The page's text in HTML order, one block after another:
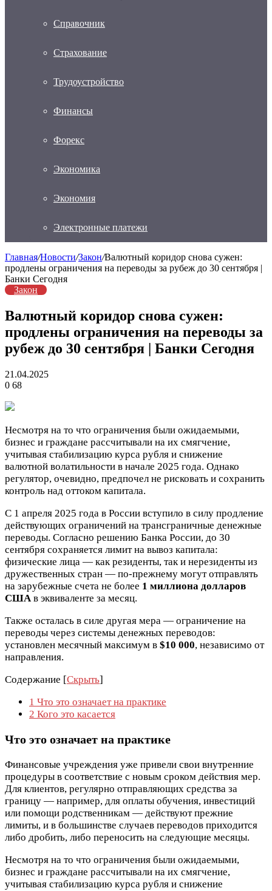
Справочник
Страхование
Трудоустройство
Финансы
Форекс
Экономика
Экономия
Электронные платежи
Главная/Новости/Закон/Валютный коридор снова сужен:
продлены ограничения на переводы за рубеж до 30 сентября |
Банки Сегодня
Закон
Валютный коридор снова сужен:
продлены ограничения на переводы за
рубеж до 30 сентября | Банки Сегодня
21.04.2025
0 68
Несмотря на то что ограничения были ожидаемыми,
бизнес и граждане рассчитывали на их смягчение,
учитывая стабилизацию курса рубля и снижение
валютной волатильности в начале 2025 года. Однако
регулятор, очевидно, предпочел не рисковать и сохранить
контроль над оттоком капитала.
С 1 апреля 2025 года в России вступило в силу продление
действующих ограничений на трансграничные денежные
переводы. Согласно решению Банка России, до 30
сентября сохраняется лимит на вывоз капитала:
физические лица — как резиденты, так и нерезиденты из
дружественных стран — по-прежнему могут отправлять
на зарубежные счета не более 1 миллиона долларов
СШАв эквиваленте за месяц.
Также осталась в силе другая мера — ограничение на
переводы через системы денежных переводов:
установлен месячный максимум в $10 000, независимо от
направления.
Содержание [Скрыть]
1 Что это означает на практике
2 Кого это касается
Что это означает на практике
Финансовые учреждения уже привели свои внутренние
процедуры в соответствие с новым сроком действия мер.
Для клиентов, регулярно отправляющих средства за
границу — например, для оплаты обучения, инвестиций
или помощи родственникам — действуют прежние
лимиты, и в большинстве случаев переводов приходится
либо дробить, либо переносить на следующие месяцы.
Несмотря на то что ограничения были ожидаемыми,
бизнес и граждане рассчитывали на их смягчение,
учитывая стабилизацию курса рубля и снижение